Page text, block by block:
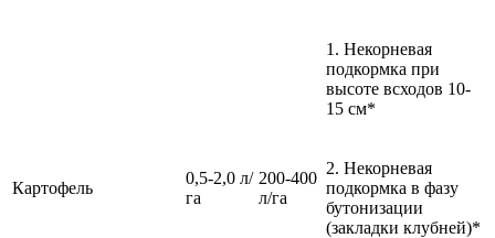
Картофель
0,5-2,0 л/
га
200-400
л/га
1. Некорневая
подкормка при
высоте всходов 10-
15 см*
2. Некорневая
подкормка в фазу
бутонизации
(закладки клубней)*